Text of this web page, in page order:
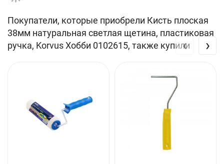
Покупатели, которые приобрели Кисть плоская
38мм натуральная светлая щетина, пластиковая
ручка, Korvus Хобби 0102615, также купили
‹ ›